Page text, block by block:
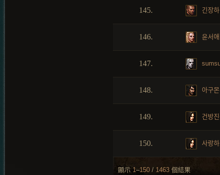
145. 긴장
146. 윤서
147.
148. 아구몬
149. 건방
150. 사랑
顯示 1–150 / 1463 個結果